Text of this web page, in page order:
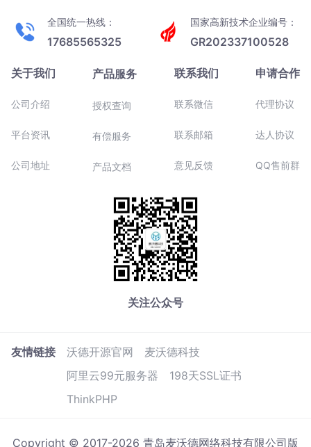
全国统一热线：
17685565325
国家高新技术企业编号：
GR202337100528
关于我们
公司介绍
平台资讯
公司地址
产品服务
授权查询
有偿服务
产品文档
联系我们
联系微信
联系邮箱
意见反馈
申请合作
代理协议
达人协议
QQ售前群
关注公众号
友情链接 沃德开源官网
麦沃德科技
阿里云99元服务器
198天SSL证书
ThinkPHP
Copyright © 2017-2026 青岛麦沃德网络科技有限公司版